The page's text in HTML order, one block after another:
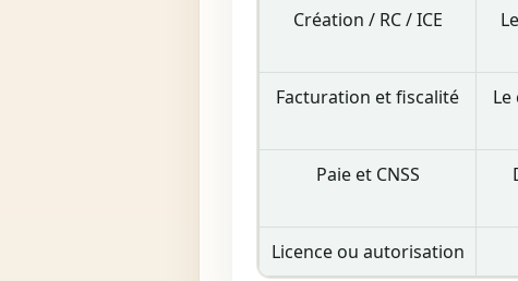
Création / RC / ICE
Facturation et fiscalité
Paie et CNSS
Licence ou autorisation